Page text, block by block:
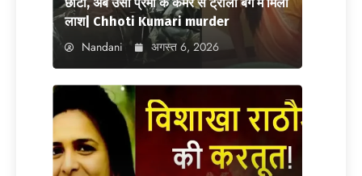
छोटी, अब उसी प्रेमी के कमरे से ट्रॉली बैग में मिली
लाश| Chhoti Kumari murder
Nandani अगस्त 6, 2026